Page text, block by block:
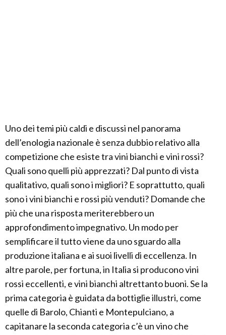
Uno dei temi più caldi e discussi nel panorama
dell’enologia nazionale è senza dubbio relativo alla
competizione che esiste tra vini bianchi e vini rossi?
Quali sono quelli più apprezzati? Dal punto di vista
qualitativo, quali sono i migliori? E soprattutto, quali
sono i vini bianchi e rossi più venduti? Domande che
più che una risposta meriterebbero un
approfondimento impegnativo. Un modo per
semplificare il tutto viene da uno sguardo alla
produzione italiana e ai suoi livelli di eccellenza. In
altre parole, per fortuna, in Italia si producono vini
rossi eccellenti, e vini bianchi altrettanto buoni. Se la
prima categoria è guidata da bottiglie illustri, come
quelle di Barolo, Chianti e Montepulciano, a
capitanare la seconda categoria c’è un vino che